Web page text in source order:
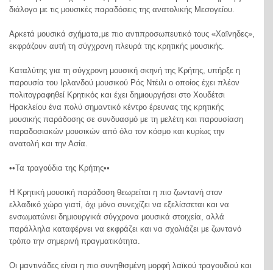
διάλογο με τις μουσικές παραδόσεις της ανατολικής Μεσογείου.
Αρκετά μουσικά σχήματα,με πιο αντιπροσωπευτικό τους «Χαϊνηδες»,
εκφράζουν αυτή τη σύγχρονη πλευρά της κρητικής μουσικής.
Καταλύτης για τη σύγχρονη μουσική σκηνή της Κρήτης, υπήρξε η
παρουσία του Ιρλανδού μουσικού Ρός Ντέιλι ο οποίος έχει πλέον
πολιτογραφηθεί Κρητικός και έχει δημιουργήσει στο Χουδέτσι
Ηρακλείου ένα πολύ σημαντικό κέντρο έρευνας της κρητικής
μουσικής παράδοσης σε συνδυασμό με τη μελέτη και παρουσίαση
παραδοσιακών μουσικών από όλο τον κόσμο και κυρίως την
ανατολή και την Ασία.
••Τα τραγούδια της Κρήτης••
Η Κρητική μουσική παράδοση θεωρείται η πιο ζωντανή στον
ελλαδικό χώρο γιατί, όχι μόνο συνεχίζει να εξελίσσεται και να
ενσωματώνει δημιουργικά σύγχρονα μουσικά στοιχεία, αλλά
παράλληλα καταφέρνει να εκφράζει και να σχολιάζει με ζωντανό
τρόπο την σημερινή πραγματικότητα.
Οι μαντινάδες είναι η πιο συνηθισμένη μορφή λαϊκού τραγουδιού και